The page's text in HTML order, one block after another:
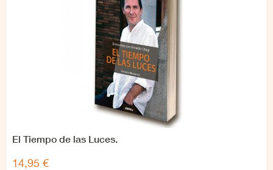
El Tiempo de las Luces.
14,95 €